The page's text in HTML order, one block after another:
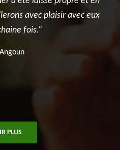
professionnels, sérieux
PLUS